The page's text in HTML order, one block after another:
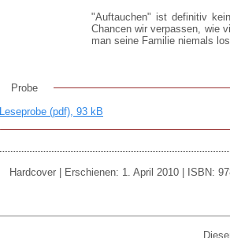
"Auftauchen" ist definitiv
Chancen wir verpassen, wie
man seine Familie niemals
Probe
Leseprobe (pdf), 93 kB
Hardcover | Erschienen: 1. April 2010 | ISBN: